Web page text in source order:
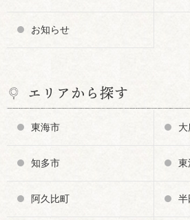
お知らせ
エリアから探す
東海市
知多市 東
阿久比町 半